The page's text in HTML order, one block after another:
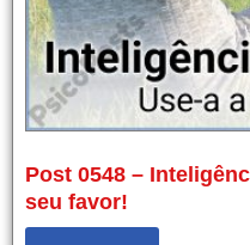
Post 0548 –
seu favor!